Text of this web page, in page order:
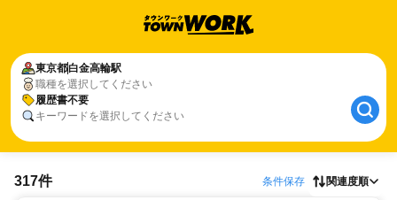
東京都白金高輪駅
職種を選択してください
履歴書不要
キーワードを選択してください
317件 条件保存 関連度順